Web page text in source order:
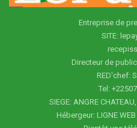
Entreprise de
SITE:
Directeur de
RED'chef:
Tel:
SIEGE: ANGRE
Hébergeur: LIGNE